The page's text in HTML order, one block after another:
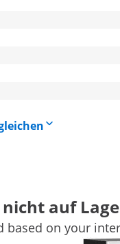
auf
based on your